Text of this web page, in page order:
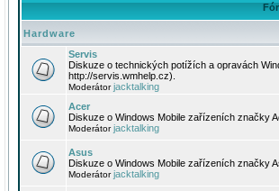
Hardware
Servis
Diskuze o technických potížích a opravách
http://servis.wmhelp.cz).
Moderátorjacktalking
Acer
Diskuze o Windows Mobile zařízeních značky
Moderátorjacktalking
Asus
Diskuze o Windows Mobile zařízeních značky
Moderátorjacktalking